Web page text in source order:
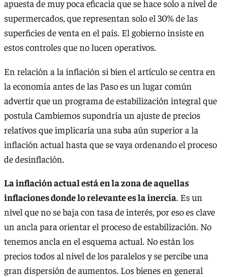
apuesta de muy poca eficacia que se hace solo a nivel de
supermercados, que representan solo el 30% de las
superficies de venta en el país. El gobierno insiste en
estos controles que no lucen operativos.
En relación a la inflación si bien el artículo se centra en
la economía antes de las Paso es un lugar común
advertir que un programa de estabilización integral que
postula Cambiemos supondría un ajuste de precios
relativos que implicaría una suba aún superior a la
inflación actual hasta que se vaya ordenando el proceso
de desinflación.
La inflación actual está en la zona de aquellas
inflaciones donde lo relevante es la inercia. Es un
nivel que no se baja con tasa de interés, por eso es clave
un ancla para orientar el proceso de estabilización. No
tenemos ancla en el esquema actual. No están los
precios todos al nivel de los paralelos y se percibe una
gran dispersión de aumentos. Los bienes en general